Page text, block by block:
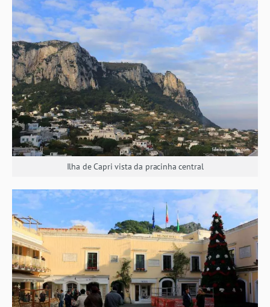
Ilha de Capri vista da pracinha central